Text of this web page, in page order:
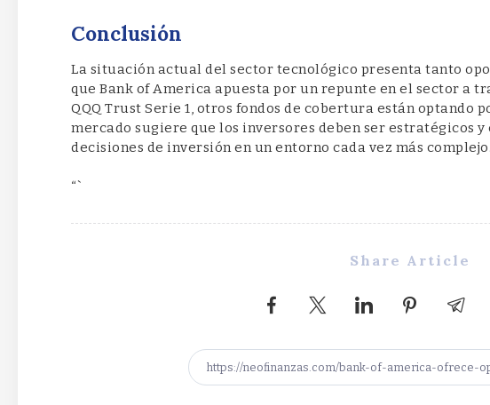
Conclusión
La situación actual del sector tecnológico presenta tanto
que Bank of America apuesta por un repunte en el sector a
QQQ Trust Serie 1, otros fondos de cobertura están optando
mercado sugiere que los inversores deben ser estratégicos
decisiones de inversión en un entorno cada vez más complejo.
“`
Share Article